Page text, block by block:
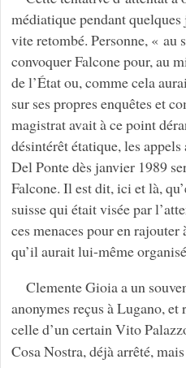
médiatique pendant
vite retombé. Personne, « au
convoquer Falcone pour, au
de l’État ou, comme cela
sur ses propres enquêtes et
magistrat avait à ce point
désintérêt étatique, les
Del Ponte dès janvier 1989
Falcone. Il est dit, ici et là,
suisse qui était visée par
ces menaces pour en rajouter
qu’il aurait lui-même
Clemente Gioia a un
anonymes reçus à Lugano,
celle d’un certain Vito
Cosa Nostra, déjà arrêté,